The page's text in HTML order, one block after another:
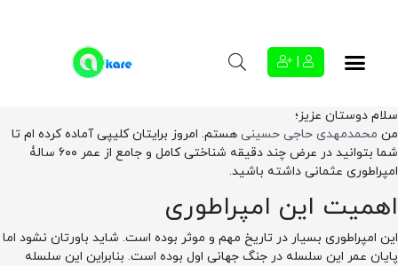
سلام دوستان عزیز؛
من محمدمهدی حاجی حسینی هستم. امروز برایتان کلیپی آماده کرده ام تا
شما بتوانید در عرض چند دقیقه شناختی کامل و جامع از عمر ۶۰۰ سالۀ
امپراطوری عثمانی داشته باشید.
اهمیت این امپراطوری
این امپراطوری بسیار در تاریخ مهم و موثر بوده است. شاید باورتان نشود اما
پایان عمر این سلسله در جنگ جهانی اول بوده است. بنابراین این سلسله